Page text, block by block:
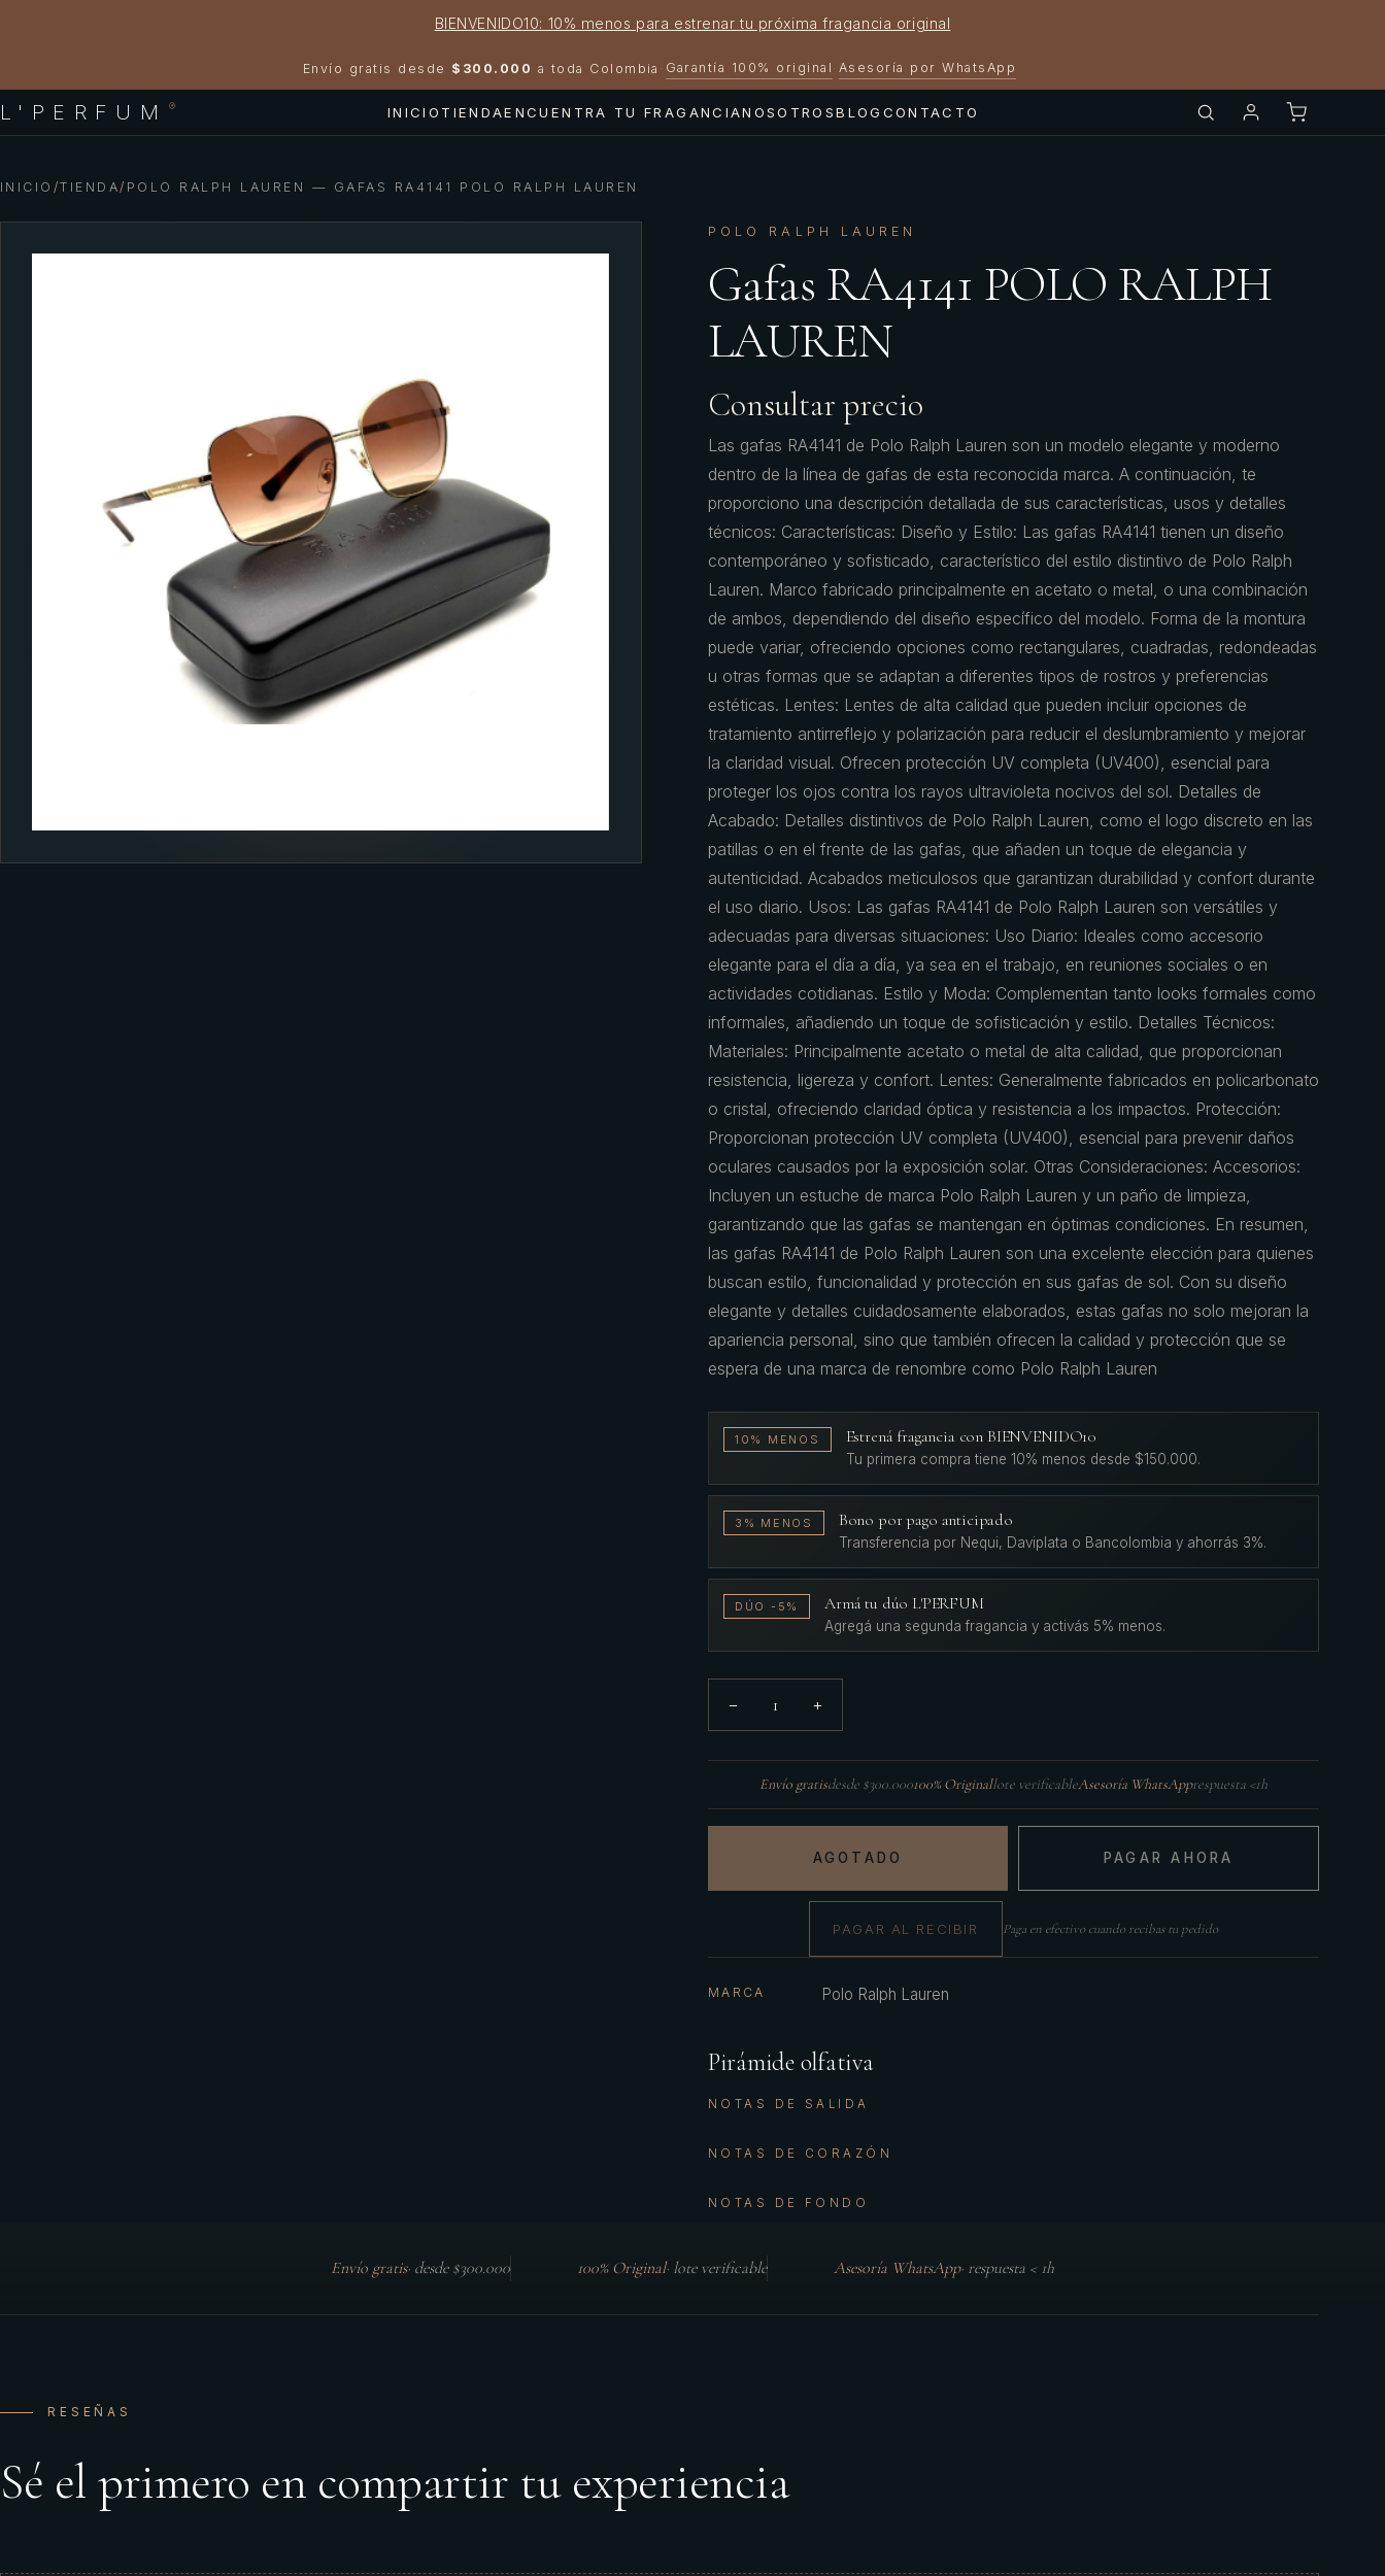
BIENVENIDO10: 10% menos para estrenar tu próxima fragancia original
Envío gratis desde $300.000 a toda Colombia · Garantía 100% original · Asesoría por WhatsApp
L'PERFUM ® INICIO TIENDAENCUENTRA TU FRAGANCIANOSOTROSBLOG CONTACTO
INICIO /TIENDA/ POLO RALPH LAUREN — GAFAS RA4141 POLO RALPH LAUREN
POLO RALPH LAUREN
Gafas RA4141 POLO RALPH
LAUREN
Consultar precio
Las gafas RA4141 de Polo Ralph Lauren son un modelo elegante y moderno
dentro de la línea de gafas de esta reconocida marca. A continuación, te
proporciono una descripción detallada de sus características, usos y detalles
técnicos: Características: Diseño y Estilo: Las gafas RA4141 tienen un diseño
contemporáneo y sofisticado, característico del estilo distintivo de Polo Ralph
Lauren. Marco fabricado principalmente en acetato o metal, o una combinación
de ambos, dependiendo del diseño específico del modelo. Forma de la montura
puede variar, ofreciendo opciones como rectangulares, cuadradas, redondeadas
u otras formas que se adaptan a diferentes tipos de rostros y preferencias
estéticas. Lentes: Lentes de alta calidad que pueden incluir opciones de
tratamiento antirreflejo y polarización para reducir el deslumbramiento y mejorar
la claridad visual. Ofrecen protección UV completa (UV400), esencial para
proteger los ojos contra los rayos ultravioleta nocivos del sol. Detalles de
Acabado: Detalles distintivos de Polo Ralph Lauren, como el logo discreto en las
patillas o en el frente de las gafas, que añaden un toque de elegancia y
autenticidad. Acabados meticulosos que garantizan durabilidad y confort durante
el uso diario. Usos: Las gafas RA4141 de Polo Ralph Lauren son versátiles y
adecuadas para diversas situaciones: Uso Diario: Ideales como accesorio
elegante para el día a día, ya sea en el trabajo, en reuniones sociales o en
actividades cotidianas. Estilo y Moda: Complementan tanto looks formales como
informales, añadiendo un toque de sofisticación y estilo. Detalles Técnicos:
Materiales: Principalmente acetato o metal de alta calidad, que proporcionan
resistencia, ligereza y confort. Lentes: Generalmente fabricados en policarbonato
o cristal, ofreciendo claridad óptica y resistencia a los impactos. Protección:
Proporcionan protección UV completa (UV400), esencial para prevenir daños
oculares causados por la exposición solar. Otras Consideraciones: Accesorios:
Incluyen un estuche de marca Polo Ralph Lauren y un paño de limpieza,
garantizando que las gafas se mantengan en óptimas condiciones. En resumen,
las gafas RA4141 de Polo Ralph Lauren son una excelente elección para quienes
buscan estilo, funcionalidad y protección en sus gafas de sol. Con su diseño
elegante y detalles cuidadosamente elaborados, estas gafas no solo mejoran la
apariencia personal, sino que también ofrecen la calidad y protección que se
espera de una marca de renombre como Polo Ralph Lauren
10% MENOS Estrená fragancia con BIENVENIDO10
Tu primera compra tiene 10% menos desde $150.000.
3% MENOS Bono por pago anticipado
Transferencia por Nequi, Daviplata o Bancolombia y ahorrás 3%.
DÚO -5% Armá tu dúo L'PERFUM
Agregá una segunda fragancia y activás 5% menos.
− 1 +
Envío gratisdesde $300.000100% Originallote verificableAsesoría WhatsApprespuesta <1h
AGOTADO PAGAR AHORA
PAGAR AL RECIBIR Paga en efectivo cuando recibas tu pedido
MARCA Polo Ralph Lauren
Pirámide olfativa
NOTAS DE SALIDA
NOTAS DE CORAZÓN
NOTAS DE FONDO
Envío gratis· desde $300.000 100% Original· lote verificable Asesoría WhatsApp· respuesta < 1h
RESEÑAS
Sé el primero en compartir tu experiencia